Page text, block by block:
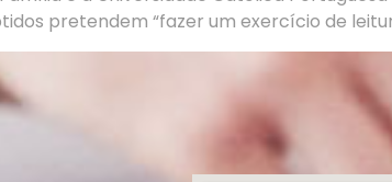
pretendem “fazer um exercício de